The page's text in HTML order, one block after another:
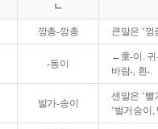
ㄴ
깡총-깡총 큰말은 ‘껑
-동이
←童-이. 귀
바람-, 흰-.
발가-송이
센말은 ‘빨
‘벌거숭이,